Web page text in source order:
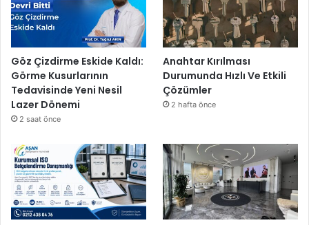
Göz Çizdirme Eskide Kaldı:
Görme Kusurlarının
Tedavisinde Yeni Nesil
Lazer Dönemi
2 saat önce
Anahtar Kırılması
Durumunda Hızlı Ve Etkili
Çözümler
2 hafta önce